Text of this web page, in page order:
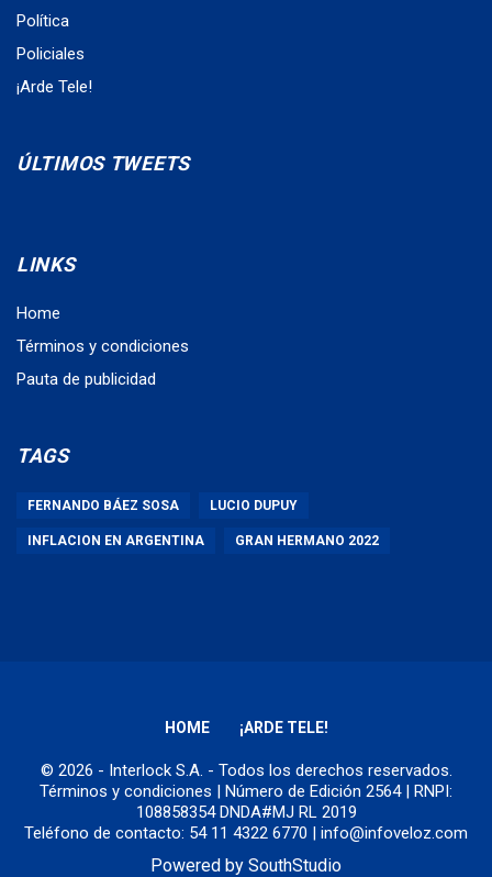
Política
Policiales
¡Arde Tele!
ÚLTIMOS TWEETS
LINKS
Home
Términos y condiciones
Pauta de publicidad
TAGS
FERNANDO BÁEZ SOSA LUCIO DUPUY
INFLACION EN ARGENTINA GRAN HERMANO 2022
HOME ¡ARDE TELE!
© 2026 - Interlock S.A. - Todos los derechos reservados.
Términos y condiciones | Número de Edición 2564 | RNPI:
108858354 DNDA#MJ RL 2019
Teléfono de contacto: 54 11 4322 6770 | info@infoveloz.com
Powered by SouthStudio